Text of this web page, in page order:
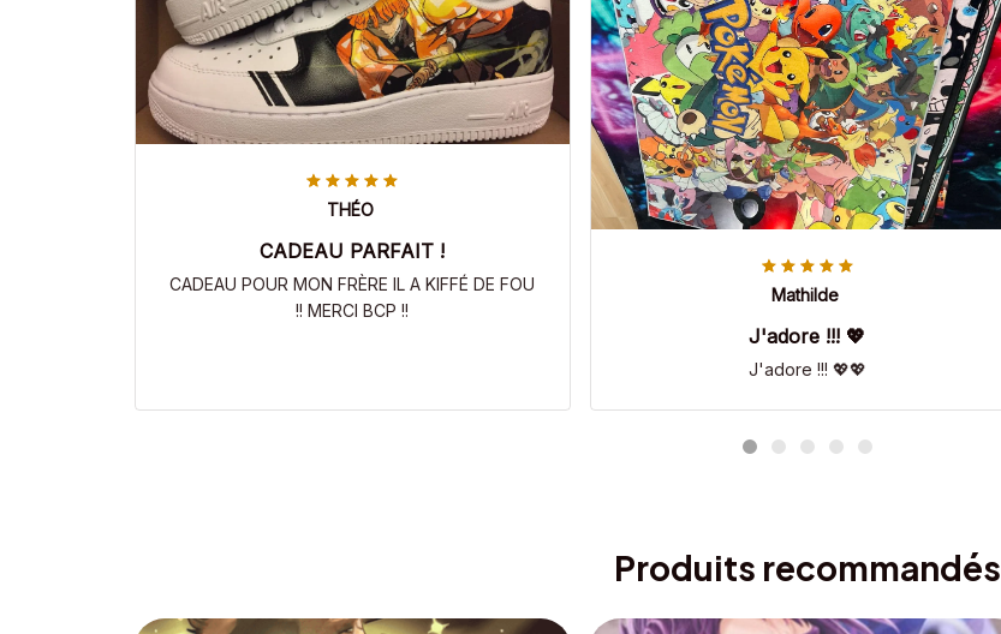
THÉO
CADEAU PARFAIT !
CADEAU POUR MON FRÈRE IL A KIFFÉ DE FOU
!! MERCI BCP !!
Mathilde
J'adore !!! 💖
J'adore !!! 💖💖
Produits recommandés